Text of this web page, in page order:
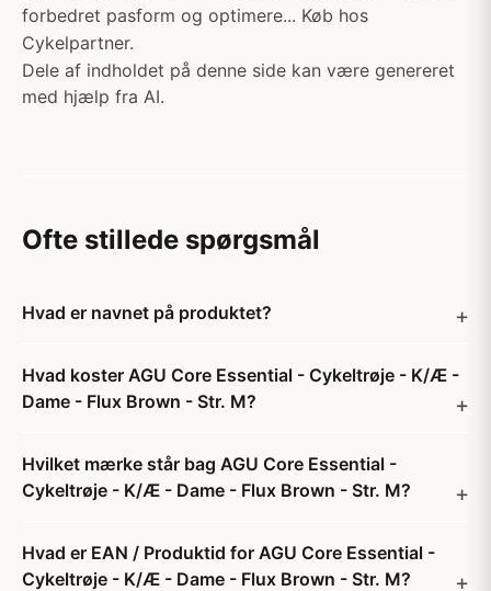
forbedret pasform og optimere... Køb hos
Cykelpartner.
Dele af indholdet på denne side kan være genereret
med hjælp fra AI.
Ofte stillede spørgsmål
Hvad er navnet på produktet?
Hvad koster AGU Core Essential - Cykeltrøje - K/Æ -
Dame - Flux Brown - Str. M?
Hvilket mærke står bag AGU Core Essential -
Cykeltrøje - K/Æ - Dame - Flux Brown - Str. M?
Hvad er EAN / Produktid for AGU Core Essential -
Cykeltrøje - K/Æ - Dame - Flux Brown - Str. M?